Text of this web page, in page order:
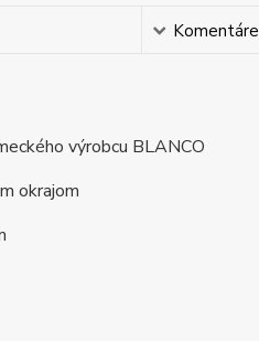
Komentáre
výrobcu BLANCO
okrajom